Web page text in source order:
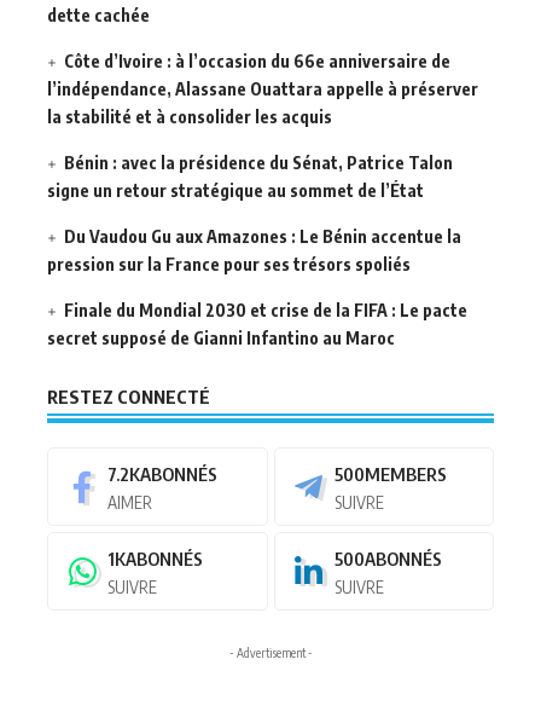
dette cachée
Côte d’Ivoire : à l’occasion du 66e anniversaire de
l’indépendance, Alassane Ouattara appelle à préserver
la stabilité et à consolider les acquis
Bénin : avec la présidence du Sénat, Patrice Talon
signe un retour stratégique au sommet de l’État
Du Vaudou Gu aux Amazones : Le Bénin accentue la
pression sur la France pour ses trésors spoliés
Finale du Mondial 2030 et crise de la FIFA : Le pacte
secret supposé de Gianni Infantino au Maroc
RESTEZ CONNECTÉ
7.2KABONNÉS
AIMER
500MEMBERS
SUIVRE
1KABONNÉS
SUIVRE
500ABONNÉS
SUIVRE
- Advertisement -